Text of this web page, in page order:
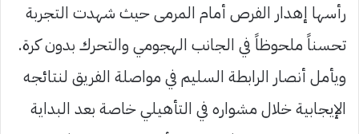
رأسها إهدار الفرص أمام المرمى حيث شهدت التجربة
تحسناً ملحوظاً في الجانب الهجومي والتحرك بدون كرة.
ويأمل أنصار الرابطة السليم في مواصلة الفريق لنتائجه
الإيجابية خلال مشواره في التأهيلي خاصة بعد البداية